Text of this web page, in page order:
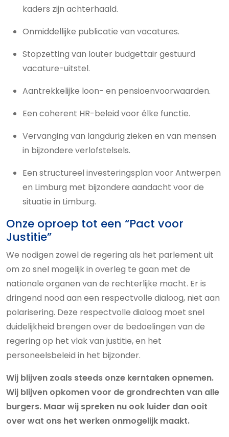
kaders zijn achterhaald.
Onmiddellijke publicatie van vacatures.
Stopzetting van louter budgettair gestuurd
vacature-uitstel.
Aantrekkelijke loon- en pensioenvoorwaarden.
Een coherent HR-beleid voor élke functie.
Vervanging van langdurig zieken en van mensen
in bijzondere verlofstelsels.
Een structureel investeringsplan voor Antwerpen
en Limburg met bijzondere aandacht voor de
situatie in Limburg.
Onze oproep tot een “Pact voor
Justitie”
We nodigen zowel de regering als het parlement uit
om zo snel mogelijk in overleg te gaan met de
nationale organen van de rechterlijke macht. Er is
dringend nood aan een respectvolle dialoog, niet aan
polarisering. Deze respectvolle dialoog moet snel
duidelijkheid brengen over de bedoelingen van de
regering op het vlak van justitie, en het
personeelsbeleid in het bijzonder.
Wij blijven zoals steeds onze kerntaken opnemen.
Wij blijven opkomen voor de grondrechten van alle
burgers. Maar wij spreken nu ook luider dan ooit
over wat ons het werken onmogelijk maakt.